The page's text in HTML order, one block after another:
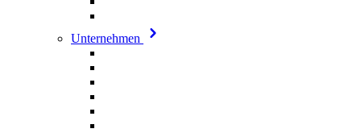
Unternehmen